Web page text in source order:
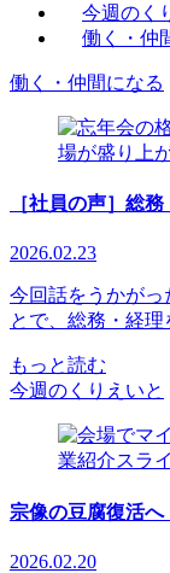
今週のく
働く・仲
働く・仲間になる
［社員の声］総
2026.02.23
今回話をうかが
とで、総務・経
もっと読む
今週のくりえいと
宗像の豆腐復活
2026.02.20